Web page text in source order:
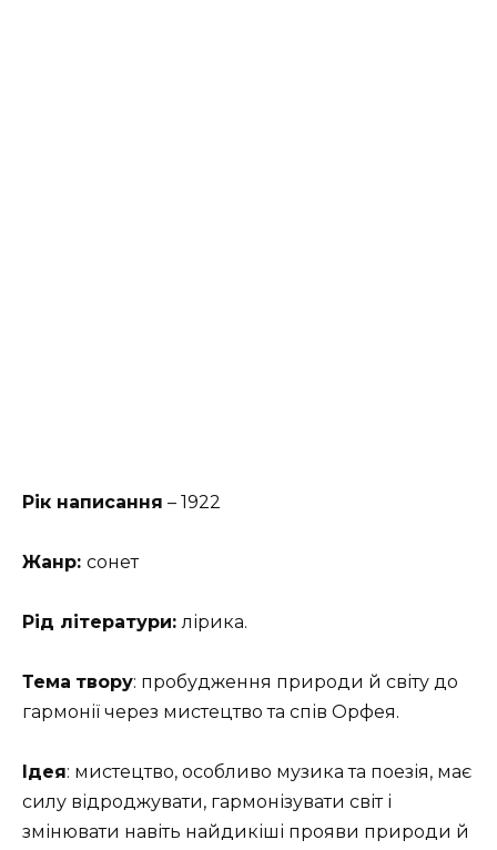
Рік написання – 1922
Жанр: сонет
Рід літератури:лірика.
Тема твору: пробудження природи й світу до
гармонії через мистецтво та спів Орфея.
Ідея: мистецтво, особливо музика та поезія, має
силу відроджувати, гармонізувати світ і
змінювати навіть найдикіші прояви природи й